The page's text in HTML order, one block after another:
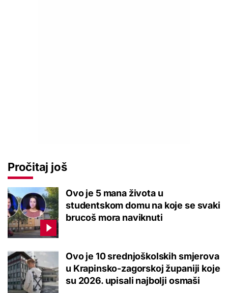
Pročitaj još
Ovo je 5 mana života u
studentskom domu na koje se svaki
brucoš mora naviknuti
Ovo je 10 srednjoškolskih smjerova
u Krapinsko-zagorskoj županiji koje
su 2026. upisali najbolji osmaši